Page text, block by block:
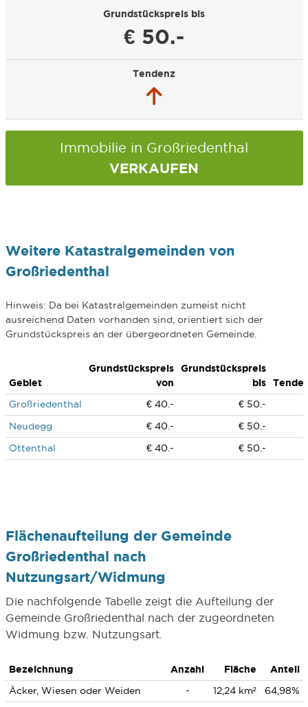
Grundstückspreis bis
€ 50.-
Tendenz
Immobilie in Großriedenthal
VERKAUFEN
Weitere Katastralgemeinden von
Großriedenthal
Hinweis: Da bei Katastralgemeinden zumeist nicht
ausreichend Daten vorhanden sind, orientiert sich der
Grundstückspreis an der übergeordneten Gemeinde.
Gebiet
Grundstückspreis
von
Grundstückspreis
bis
Großriedenthal
€ 40.-
€ 50.-
Neudegg
€ 40.-
€ 50.-
Ottenthal
€ 40.- € 50.-
Flächenaufteilung der Gemeinde
Großriedenthal nach
Nutzungsart/Widmung
Die nachfolgende Tabelle zeigt die Aufteilung der
Gemeinde Großriedenthal nach der zugeordneten
Widmung bzw. Nutzungsart.
Bezeichnung Anzahl Fläche
Anteil
Äcker, Wiesen oder Weiden
- 12,24 km² 64,98%